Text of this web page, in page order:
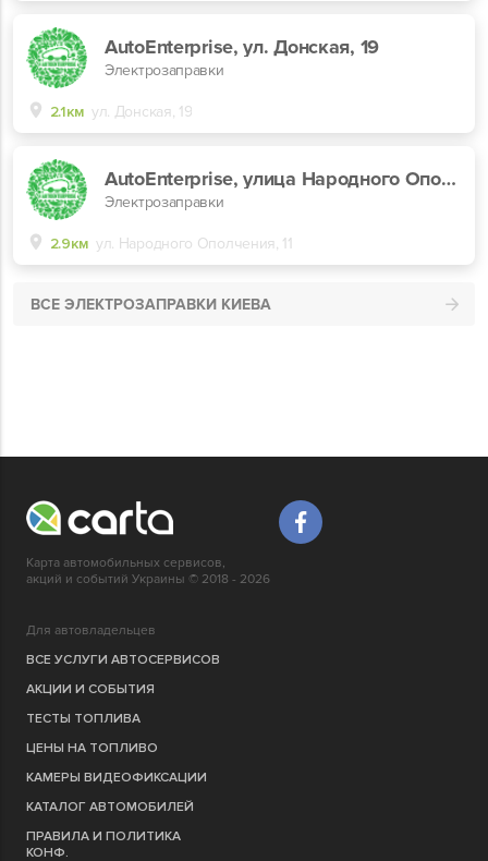
AutoEnterprise, ул. Донская, 19
Электрозаправки
2.1км ул. Донская, 19
AutoEnterprise, улица Народного Ополчения, 11
Электрозаправки
2.9км ул. Народного Ополчения, 11
ВСЕ ЭЛЕКТРОЗАПРАВКИ КИЕВА
Карта автомобильных сервисов,
акций и событий Украины © 2018 - 2026
Для автовладельцев
ВСЕ УСЛУГИ АВТОСЕРВИСОВ
АКЦИИ И СОБЫТИЯ
ТЕСТЫ ТОПЛИВА
ЦЕНЫ НА ТОПЛИВО
КАМЕРЫ ВИДЕОФИКСАЦИИ
КАТАЛОГ АВТОМОБИЛЕЙ
ПРАВИЛА И ПОЛИТИКА
КОНФ.